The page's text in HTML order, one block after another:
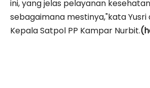
ini, yang jelas pelayanan
sebagaimana mestinya,"kata Yusri
Kepala Satpol PP Kampar Nurbit.